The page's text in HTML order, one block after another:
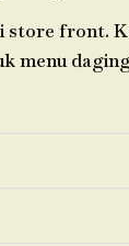
front.
menu